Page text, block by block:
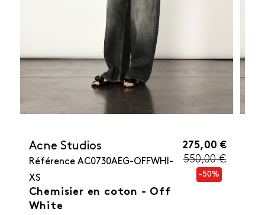
Acne Studios
Référence AC0730AEG-OFFWHI-
XS
Chemisier en coton - Off
White
275,00 €
550,00 €
-50%